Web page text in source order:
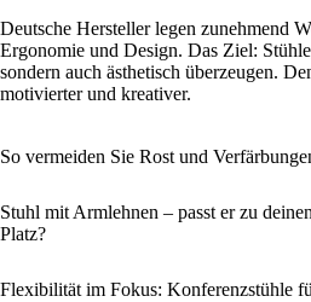
Deutsche Hersteller legen zunehmend
Ergonomie und Design. Das Ziel:
sondern auch ästhetisch überzeugen.
motivierter und kreativer.
So vermeiden Sie Rost und
Stuhl mit Armlehnen – passt er zu
Platz?
Flexibilität im Fokus: Konferenzstühle